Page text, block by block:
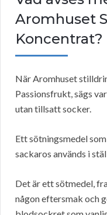
Aromhuset
Koncentrat?
När Aromhuset
Passionsfrukt, sägs
utan tillsatt socker.
Ett sötningsmedel
sackaros används i
Det är ett sötmedel,
någon eftersmak och